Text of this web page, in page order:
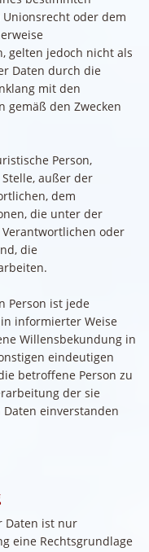
oder dem
gelten jedoch nicht als
Daten durch die
mit den
gemäß den Zwecken
Person,
außer der
dem
die unter der
oder
die
Person ist jede
informierter Weise
Willensbekundung in
eindeutigen
betroffene Person zu
der sie
einverstanden
Daten ist nur
eine Rechtsgrundlage